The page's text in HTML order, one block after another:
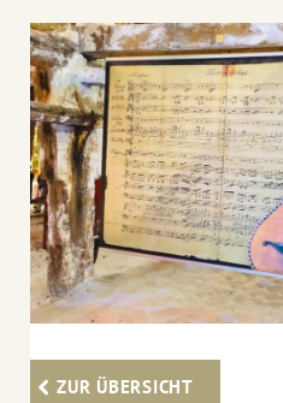
ZUR ÜBERSICHT